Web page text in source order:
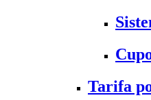
Tarifa